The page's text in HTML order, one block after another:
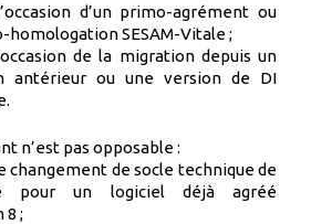
d’un primo-agrément ou
homologation SESAM-Vitale ;
de la migration depuis un
antérieur ou une version de DI
n’est pas opposable :
changement de socle technique de
pour un logiciel déjà agréé
8 ;